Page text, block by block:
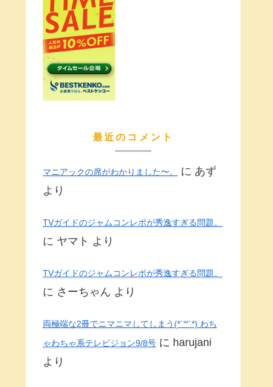
最近のコメント
マニアックの席がわかりました〜。 に あず
より
TVガイドのジャムコンレポが秀逸すぎる問題。
に ヤマト より
TVガイドのジャムコンレポが秀逸すぎる問題。
に さーちゃん より
両極端な2冊でニマニマしてしまう(*´꒳`*) わち
ゃわちゃ系テレビジョン9/8号 に harujani
より